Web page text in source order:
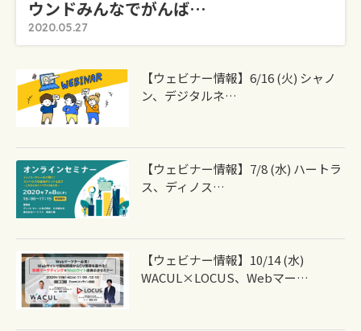
ウンドみんなでがんば…
2020.05.27
【ウェビナー情報】6/16 (火) シャノ
ン、デジタルネ…
【ウェビナー情報】7/8 (水) ハートラ
ス、ディノス…
【ウェビナー情報】10/14 (水)
WACUL×LOCUS、Webマー…